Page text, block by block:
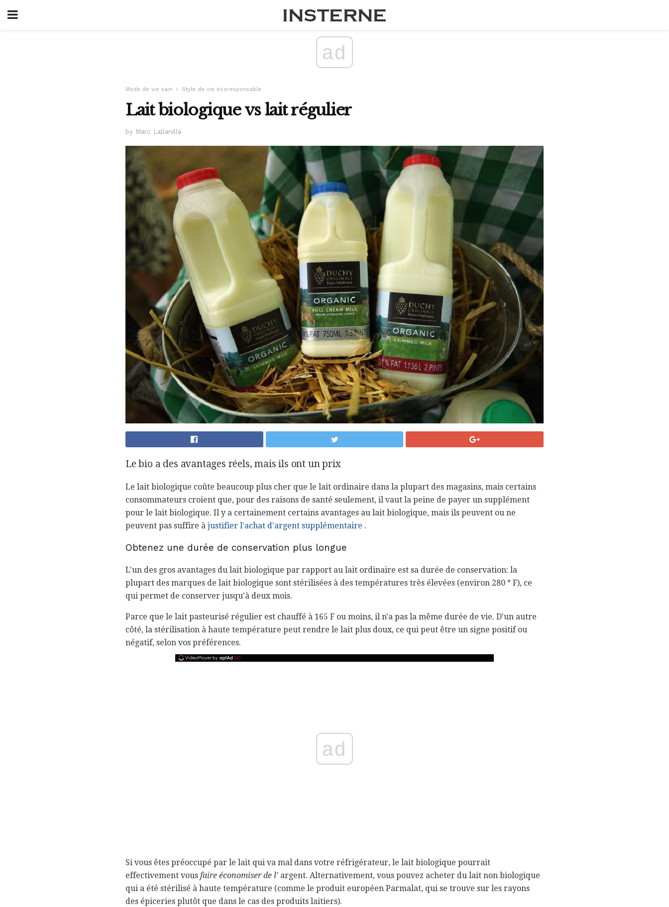
ad
Mode de vie sain Style de vie écoresponsable
Lait biologique vs lait régulier
by Marc Lallanilla
Le bio a des avantages réels, mais ils ont un prix
Le lait biologique coûte beaucoup plus cher que le lait ordinaire dans la plupart des magasins, mais certains
consommateurs croient que, pour des raisons de santé seulement, il vaut la peine de payer un supplément
pour le lait biologique. Il y a certainement certains avantages au lait biologique, mais ils peuvent ou ne
peuvent pas suffire à justifier l'achat d'argent supplémentaire .
Obtenez une durée de conservation plus longue
L'un des gros avantages du lait biologique par rapport au lait ordinaire est sa durée de conservation: la
plupart des marques de lait biologique sont stérilisées à des températures très élevées (environ 280 ° F), ce
qui permet de conserver jusqu'à deux mois.
Parce que le lait pasteurisé régulier est chauffé à 165 F ou moins, il n'a pas la même durée de vie. D'un autre
côté, la stérilisation à haute température peut rendre le lait plus doux, ce qui peut être un signe positif ou
négatif, selon vos préférences.
ad
Si vous êtes préoccupé par le lait qui va mal dans votre réfrigérateur, le lait biologique pourrait
effectivement vous faire économiser de l' argent. Alternativement, vous pouvez acheter du lait non biologique
qui a été stérilisé à haute température (comme le produit européen Parmalat, qui se trouve sur les rayons
des épiceries plutôt que dans le cas des produits laitiers).